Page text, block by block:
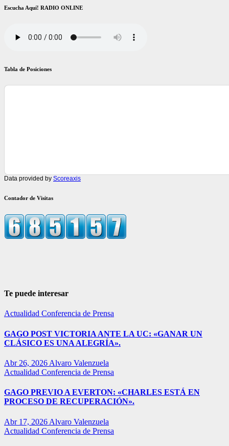
Escucha Aquí! RADIO ONLINE
Tabla de Posiciones
Data provided by Scoreaxis
Contador de Visitas
Te puede interesar
Actualidad Conferencia de Prensa
GAGO POST VICTORIA ANTE LA UC: «GANAR UN
CLÁSICO ES UNA ALEGRÍA».
Abr 26, 2026 Alvaro Valenzuela
Actualidad Conferencia de Prensa
GAGO PREVIO A EVERTON: «CHARLES ESTÁ EN
PROCESO DE RECUPERACIÓN».
Abr 17, 2026 Alvaro Valenzuela
Actualidad Conferencia de Prensa